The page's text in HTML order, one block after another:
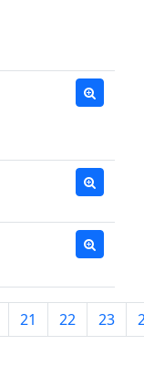
21 22 23